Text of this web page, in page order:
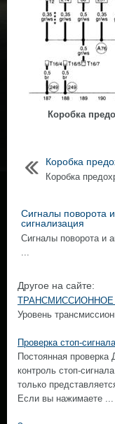
Коробка
Коробка
Коробка
Сигналы поворота
сигнализация
Сигналы поворота и
...
Другое на сайте:
ТРАНСМИССИОННОЕ
Уровень
Проверка стоп-сигнала
Постоянная проверка
контроль стоп-
только
Если вы нажимаете ...